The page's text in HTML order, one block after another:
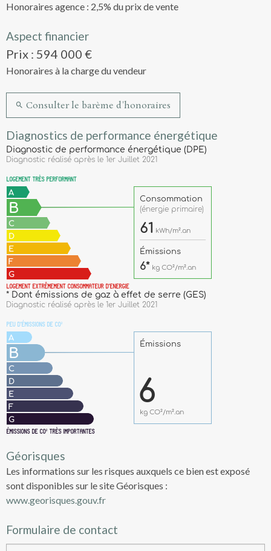
Honoraires agence : 2,5% du prix de vente
Aspect financier
Prix : 594 000 €
Honoraires à la charge du vendeur
Consulter le barème d'honoraires
Diagnostics de performance énergétique
Géorisques
Les informations sur les risques auxquels ce bien est exposé
sont disponibles sur le site Géorisques :
www.georisques.gouv.fr
Formulaire de contact